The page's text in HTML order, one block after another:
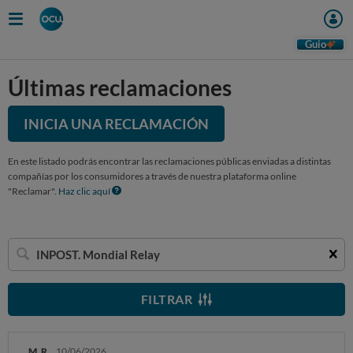
Guio
Últimas reclamaciones
INICIA UNA RECLAMACIÓN
En este listado podrás encontrar las reclamaciones públicas enviadas a distintas
compañías por los consumidores a través de nuestra plataforma online
"Reclamar". Haz clic aquí
Buscar
una
empresa
FILTRAR